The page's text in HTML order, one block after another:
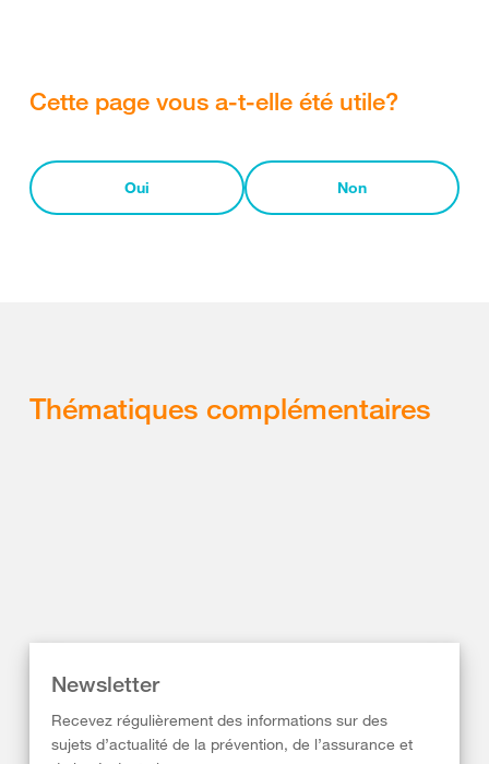
Cette page vous a-t-elle été utile?
Oui Non
Thématiques complémentaires
Newsletter
Recevez régulièrement des informations sur des
sujets d’actualité de la prévention, de l’assurance et